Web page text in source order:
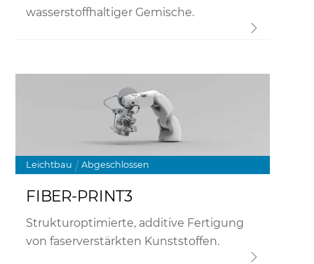
wasserstoffhaltiger Gemische.
Leichtbau Abgeschlossen
FIBER-PRINT3
Strukturoptimierte, additive Fertigung
von faserverstärkten Kunststoffen.